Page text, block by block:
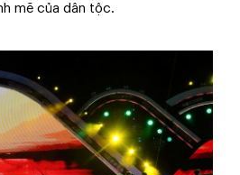
mẽ của dân tộc.